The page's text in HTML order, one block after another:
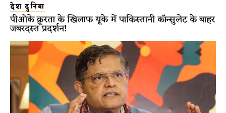
देश दुनिया
पीओके क्रूरता के खिलाफ यूके में पाकिस्तानी कॉन्सुलेट के बाहर
जबरदस्त प्रदर्शन!